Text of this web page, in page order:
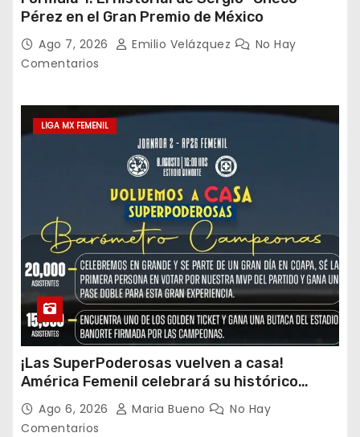
Pérez en el Gran Premio de México
Ago 7, 2026 Emilio Velázquez
No Hay
Comentarios
LIGA MX FEMENIL
¡Las SuperPoderosas vuelven a casa!
América Femenil celebrará su histórico
triplete con una auténtica fiesta ante Cruz
Azul
Ago 6, 2026 Maria Bueno
No Hay
Comentarios